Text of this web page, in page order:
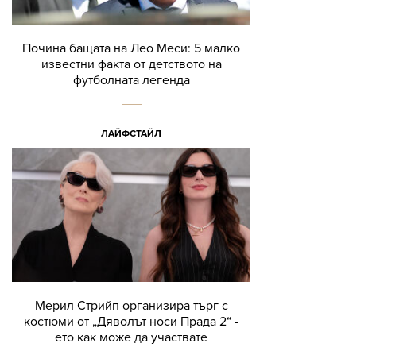
Почина бащата на Лео Меси: 5 малко
известни факта от детството на
футболната легенда
ЛАЙФСТАЙЛ
Мерил Стрийп организира търг с
костюми от „Дяволът носи Прада 2“ -
ето как може да участвате